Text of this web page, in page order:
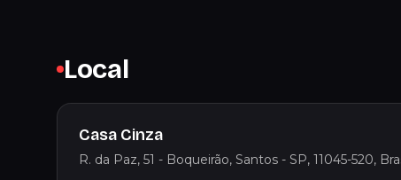
Local
Casa Cinza
R. da Paz, 51 - Boqueirão, Santos - SP, 11045-520,